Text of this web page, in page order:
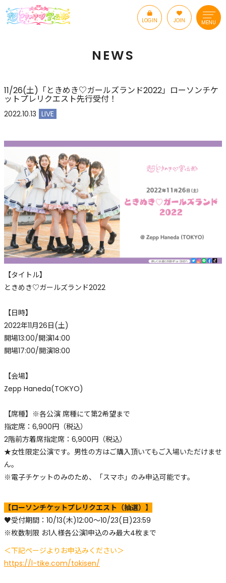
LOGIN JOIN MENU
NEWS
11/26(土)「ときめき♡ガールズランド2022」ローソンチケ
ットプレリクエスト先行受付！
2022.10.13 LIVE
【タイトル】
ときめき♡ガールズランド2022
【日時】
2022年11月26日(土)
開場13:00/開演14:00
開場17:00/開演18:00
【会場】
Zepp Haneda(TOKYO)
【席種】※各公演 席種にて第2希望まで
指定席：6,900円（税込）
2階前方着席指定席：6,900円（税込）
★女性限定公演です。男性の方はご購入頂いてもご入場いただけませ
ん。
※電子チケットのみのため、「スマホ」のみ申込可能です。
【ローソンチケットプレリクエスト（抽選）】
♥受付期間：10/13(木)12:00～10/23(日)23:59
※枚数制限 お1人様各公演1申込のみ最大4枚まで
＜下記ページよりお申込みください＞
https://l-tike.com/tokisen/